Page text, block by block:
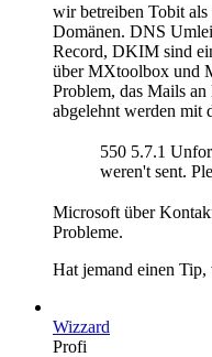
wir betreiben Tobit als
Domänen. DNS
Record, DKIM sind
über MXtoolbox und
Problem, das Mails
abgelehnt werden mit
550 5.7.1
weren't sent.
Microsoft über
Probleme.
Hat jemand einen
Wizzard
Profi